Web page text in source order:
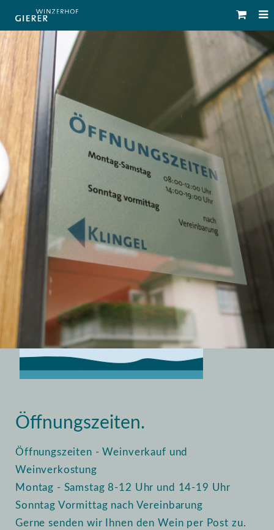
Öffnungszeiten.
Öffnungszeiten - Weinverkauf und
Weinverkostung
Montag - Samstag 8-12 Uhr und 14-19 Uhr
Sonntag Vormittag nach Vereinbarung
Gerne senden wir Ihnen den Wein per Post zu.